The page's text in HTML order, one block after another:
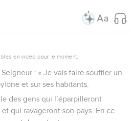
en vidéo pour le moment.
: « Je vais faire souffler un
et sur ses habitants.
des gens qui l’éparpilleront
qui ravageront son pays. En ce